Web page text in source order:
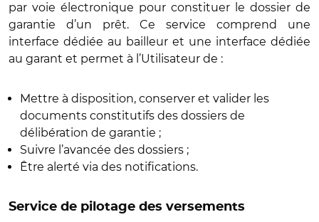
par voie électronique pour constituer le dossier de
garantie d’un prêt. Ce service comprend une
interface dédiée au bailleur et une interface dédiée
au garant et permet à l’Utilisateur de :
Mettre à disposition, conserver et valider les
documents constitutifs des dossiers de
délibération de garantie ;
Suivre l’avancée des dossiers ;
Être alerté via des notifications.
Service de pilotage des versements